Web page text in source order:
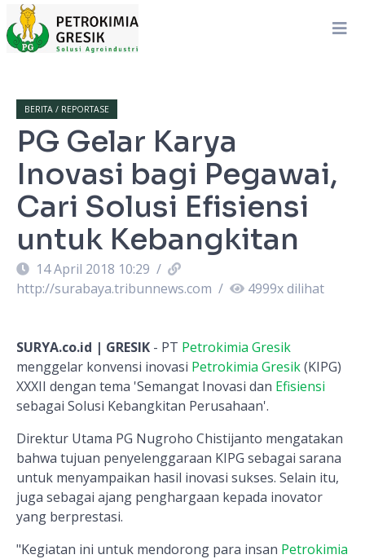
BERITA / REPORTASE
PG Gelar Karya
Inovasi bagi Pegawai,
Cari Solusi Efisiensi
untuk Kebangkitan
14 April 2018 10:29 /
http://surabaya.tribunnews.com / 4999x dilihat
SURYA.co.id | GRESIK - PT Petrokimia Gresik
menggelar konvensi inovasi Petrokimia Gresik(KIPG)
XXXII dengan tema 'Semangat Inovasi dan Efisiensi
sebagai Solusi Kebangkitan Perusahaan'.
Direktur Utama PG Nugroho Chistijanto mengatakan
bahwa tujuan penyelenggaraan KIPG sebagai sarana
untuk menyampaikan hasil inovasi sukses. Selain itu,
juga sebagai ajang penghargaan kepada inovator
yang berprestasi.
"Kegiatan ini untuk mendorong para insan Petrokimia